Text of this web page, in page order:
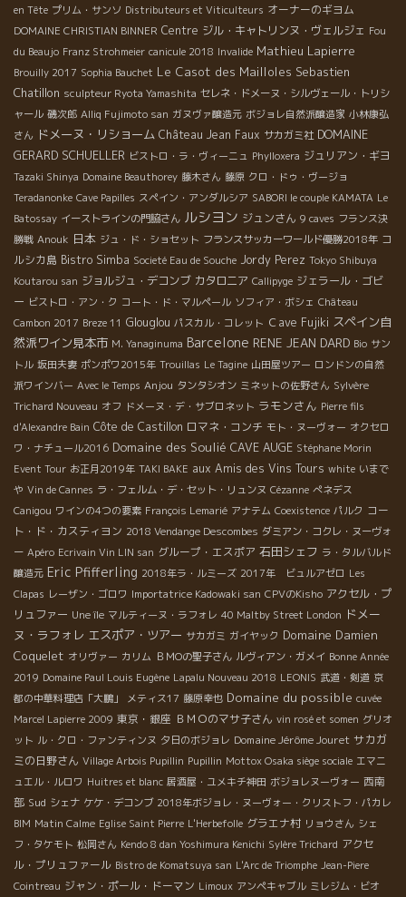
en Tête プリム・サンソ Distributeurs et Viticulteurs オーナーのギヨム
DOMAINE CHRISTIAN BINNER Centre ジル・キャトリンヌ・ヴェルジェ Fou
du Beaujo Franz Strohmeier canicule 2018 Invalide Mathieu Lapierre
Brouilly 2017 Sophia Bauchet Le Casot des Mailloles Sebastien
Chatillon sculpteur Ryota Yamashita セレネ・ドメーヌ・シルヴェール・トリシ
ャール 磯次郎 Alliq Fujimoto san ガヌヴァ醸造元 ボジョレ自然派醸造家 小林康弘
さん ドメーヌ・リショーム Château Jean Faux サカガミ社 DOMAINE
GERARD SCHUELLER ビストロ・ラ・ヴィーニュ Phylloxera ジュリアン・ギヨ
Tazaki Shinya Domaine Beauthorey 藤木さん 藤原 クロ・ドゥ・ヴージョ
Teradanonke Cave Papilles スペイン・アンダルシア SABORI le couple KAMATA Le
Batossay イーストラインの門脇さん ルシヨン ジュンさん 9 caves フランス決
勝戦 Anouk 日本 ジュ・ド・ショセット フランスサッカーワールド優勝2018年 コ
ルシカ島 Bistro Simba Societé Eau de Souche Jordy Perez Tokyo Shibuya
Koutarou san ジョルジュ・デコンブ カタロニア Callipyge ジェラール・ゴビ
ー ビストロ・アン・ク コート・ド・マルペール ソフィア・ボシェ Château
Cambon 2017 Breze 11 Glouglou パスカル・コレット Ｃave Fujiki スペイン自
然派ワイン見本市 M. Yanaginuma Barcelone RENE JEAN DARD Bio サン
トル 坂田夫妻 ポンポワ2015年 Trouillas Le Tagine 山田屋ツアー ロンドンの自然
派ワインバー Avec le Temps Anjou タンタシオン ミネットの佐野さん Sylvère
Trichard Nouveau オフ ドメーヌ・デ・サブロネット ラモンさん Pierre fils
d'Alexandre Bain Côte de Castillon ロマネ・コンチ モト・ヌーヴォー オクセロ
ワ・ナチュール2016 Domaine des Soulié CAVE AUGE Stéphane Morin
Event Tour お正月2019年 TAKI BAKE aux Amis des Vins Tours white いまで
や Vin de Cannes ラ・フェルム・デ・セット・リュンヌ Cézanne ぺネデス
Canigou ワインの4つの要素 François Lemarié アナテム Coexistence パルク コー
ト・ド・カスティヨン 2018 Vendange Descombes ダミアン・コクレ・ヌーヴォ
ー Apéro Ecrivain Vin LIN san グループ・エスポア 石田シェフ ラ・タルバルド
醸造元 Eric Pfifferling 2018年ラ・ルミーズ 2017年 ビュルアゼロ Les
Clapas レーザン・ゴロワ Importatrice Kadowaki san CPVのKisho アクセル・プ
リュファー Une île マルティーヌ・ラフォレ 40 Maltby Street London ドメー
ヌ・ラフォレ エスポア・ツアー サカガミ ガイヤック Domaine Damien
Coquelet オリヴァー カリム ＢＭОの聖子さん ルヴィアン・ガメイ Bonne Année
2019 Domaine Paul Louis Eugène Lapalu Nouveau 2018 LEONIS 武道・剣道 京
都の中華料理店「大鵬」
メティス17 藤原幸也 Domaine du possible cuvée
Marcel Lapierre 2009 東京・銀座 ＢＭＯのマサ子さん vin rosé et somen グリオ
ット ル・クロ・ファンティンヌ 夕日のボジョレ Domaine Jérôme Jouret サカガ
ミの日野さん Village Arbois Pupillin Pupillin Mottox Osaka siège sociale エマニ
ュエル・ルロワ Huitres et blanc 居酒屋・ユメキチ神田 ボジョレヌーヴォー 西南
部 Sud シェナ ケケ・デコンブ 2018年ボジョレ・ヌーヴォー・クリストフ・パカレ
BIM Matin Calme Eglise Saint Pierre L'Herbefolle グラエナ村 リョウさん シェ
フ・タケモト 松岡さん Kendo 8 dan Yoshimura Kenichi Sylère Trichard アクセ
ル・プリュファール Bistro de Komatsuya san L'Arc de Triomphe Jean-Piere
Cointreau ジャン・ポール・ドーマン Limoux アンペキャブル ミレジム・ビオ